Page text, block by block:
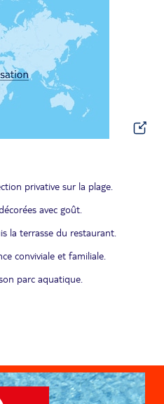
privative sur la plage.
avec goût.
la terrasse du restaurant.
conviviale et familiale.
parc aquatique.